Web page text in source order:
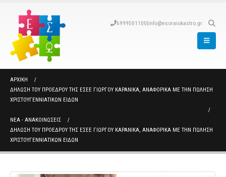
6999501100|info@esoraiokastro.gr
ΑΡΧΙΚΉ
ΔΉΛΩΣΗ ΤΟΥ ΠΡΟΈΔΡΟΥ ΤΗΣ ΕΣΕΕ ΓΙΏΡΓΟΥ ΚΑΡΑΝΊΚΑ, ΑΝΑΦΟΡΙΚΆ ΜΕ ΤΗΝ ΠΏΛΗΣΗ
ΧΡΙΣΤΟΥΓΕΝΝΙΆΤΙΚΩΝ ΕΙΔΏΝ
ΝΈΑ - ΑΝΑΚΟΙΝΏΣΕΙΣ
ΔΉΛΩΣΗ ΤΟΥ ΠΡΟΈΔΡΟΥ ΤΗΣ ΕΣΕΕ ΓΙΏΡΓΟΥ ΚΑΡΑΝΊΚΑ, ΑΝΑΦΟΡΙΚΆ ΜΕ ΤΗΝ ΠΏΛΗΣΗ
ΧΡΙΣΤΟΥΓΕΝΝΙΆΤΙΚΩΝ ΕΙΔΏΝ